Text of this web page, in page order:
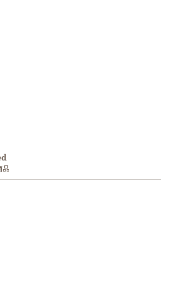
品